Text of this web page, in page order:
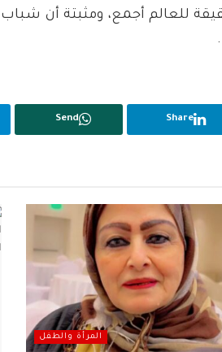
للعالم أجمع، ومثبتة أن شباب
Share
Send
المرأة والطفل